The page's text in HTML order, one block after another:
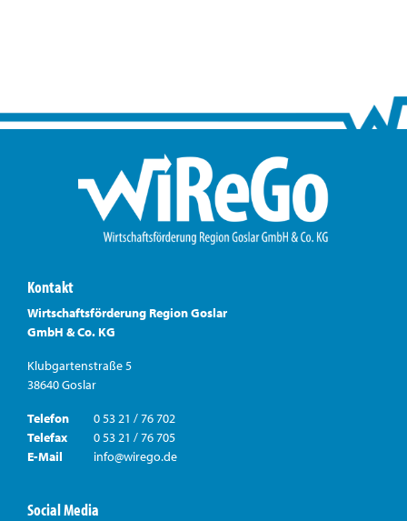
Kontakt
Wirtschaftsförderung Region Goslar
GmbH & Co. KG
Klubgartenstraße 5
38640 Goslar
Telefon
0 53 21 / 76 702
Telefax
0 53 21 / 76 705
E-Mail
info@wirego.de
Social Media